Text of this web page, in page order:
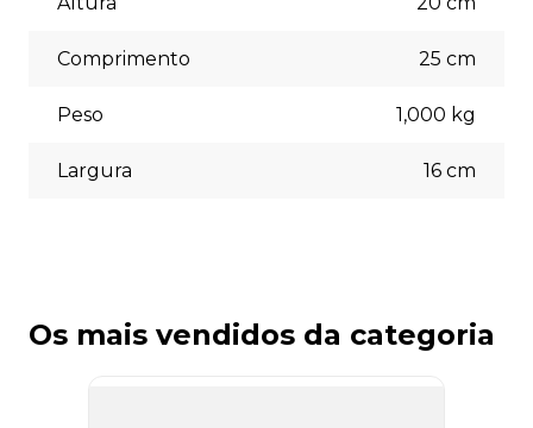
escolher a opção que melhor se adapte às suas
Comprimento 25 cm
Peso 1,000 kg
Largura 16 cm
Os mais vendidos da categoria